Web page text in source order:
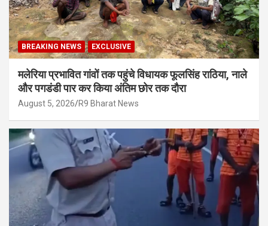
BREAKING NEWS EXCLUSIVE
मलेरिया प्रभावित गांवों तक पहुंचे विधायक फूलसिंह राठिया, नाले
और पगडंडी पार कर किया अंतिम छोर तक दौरा
August 5, 2026 R9 Bharat News